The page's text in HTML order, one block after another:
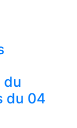
du
du 04